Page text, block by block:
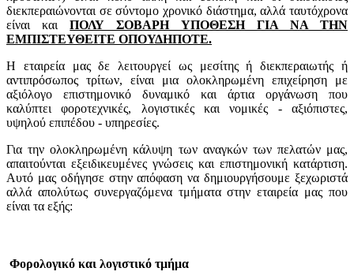
διεκπεραιώνονται σε σύντομο χρονικό διάστημα, αλλά ταυτόχρονα
είναι καιΠΟΛΥ ΣΟΒΑΡΗ ΥΠΟΘΕΣΗ ΓΙΑ ΝΑ ΤΗΝ
ΕΜΠΙΣΤΕΥΘΕΙΤΕ ΟΠΟΥΔΗΠΟΤΕ.
Η εταιρεία μας δε λειτουργεί ως μεσίτης ή διεκπεραιωτής ή
αντιπρόσωπος τρίτων, είναι μια ολοκληρωμένη επιχείρηση με
αξιόλογο επιστημονικό δυναμικό και άρτια οργάνωση που
καλύπτει φοροτεχνικές, λογιστικές και νομικές - αξιόπιστες,
υψηλού επιπέδου - υπηρεσίες.
Για την ολοκληρωμένη κάλυψη των αναγκών των πελατών μας,
απαιτούνται εξειδικευμένες γνώσεις και επιστημονική κατάρτιση.
Αυτό μας οδήγησε στην απόφαση να δημιουργήσουμε ξεχωριστά
αλλά απολύτως συνεργαζόμενα τμήματα στην εταιρεία μας που
είναι τα εξής:
Φορολογικό και λογιστικό τμήμα